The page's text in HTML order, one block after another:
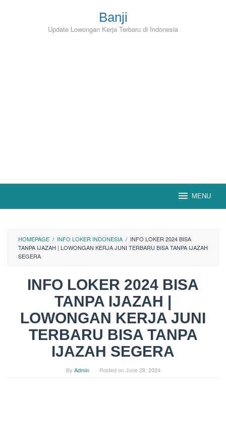
Banji
Update Lowongan Kerja Terbaru di Indonesia
MENU
HOMEPAGE / INFO LOKER INDONESIA / INFO LOKER 2024 BISA
TANPA IJAZAH | LOWONGAN KERJA JUNI TERBARU BISA TANPA IJAZAH
SEGERA
INFO LOKER 2024 BISA
TANPA IJAZAH |
LOWONGAN KERJA JUNI
TERBARU BISA TANPA
IJAZAH SEGERA
By Admin Posted onJune 29, 2024